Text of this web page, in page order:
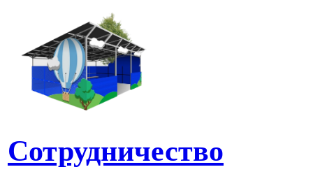
Сотрудничество